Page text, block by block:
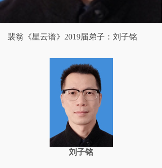
裴翁《星云谱》2019届弟子：刘子铭
刘子铭